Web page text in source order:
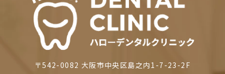
〒542-0082 大阪市中央区島之内1-7-23-2F